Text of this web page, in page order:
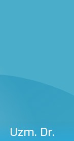
Uzm. Dr.